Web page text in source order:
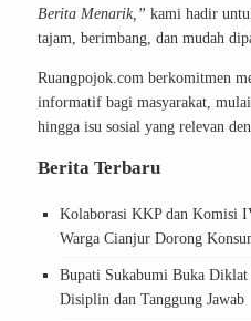
Berita Menarik,” kami hadir
tajam, berimbang, dan mudah
Ruangpojok.com berkomitmen
informatif bagi masyarakat,
hingga isu sosial yang relevan
Berita Terbaru
Kolaborasi KKP dan Komisi
Warga Cianjur Dorong
Bupati Sukabumi Buka Diklat
Disiplin dan Tanggung Jawab